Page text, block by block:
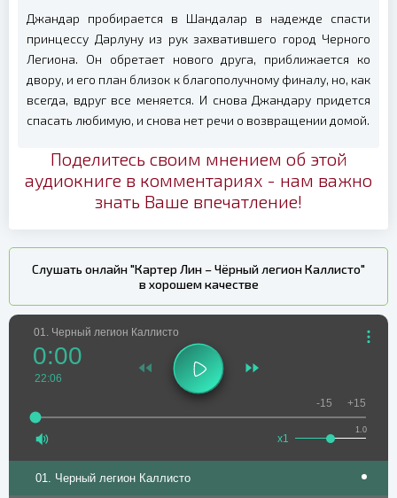
Джандар пробирается в Шандалар в надежде спасти
принцессу Дарлуну из рук захватившего город Черного
Легиона. Он обретает нового друга, приближается ко
двору, и его план близок к благополучному финалу, но, как
всегда, вдруг все меняется. И снова Джандару придется
спасать любимую, и снова нет речи о возвращении домой.
Поделитесь своим мнением об этой
аудиокниге в комментариях - нам важно
знать Ваше впечатление!
Слушать онлайн "Картер Лин – Чёрный легион Каллисто"
в хорошем качестве
01. Черный легион Каллисто
0:00
22:06
1.0
x1
-15 +15
01. Черный легион Каллисто